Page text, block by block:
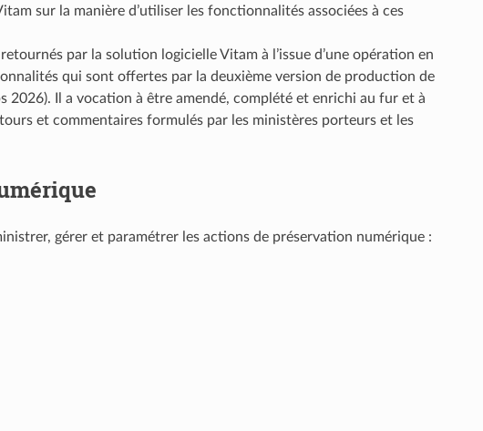
sur la manière d’utiliser les fonctionnalités associées à ces
par la solution logicielle Vitam à l’issue d’une opération en
qui sont offertes par la deuxième version de production de
Il a vocation à être amendé, complété et enrichi au fur et à
et commentaires formulés par les ministères porteurs et les
gérer et paramétrer les actions de préservation numérique :